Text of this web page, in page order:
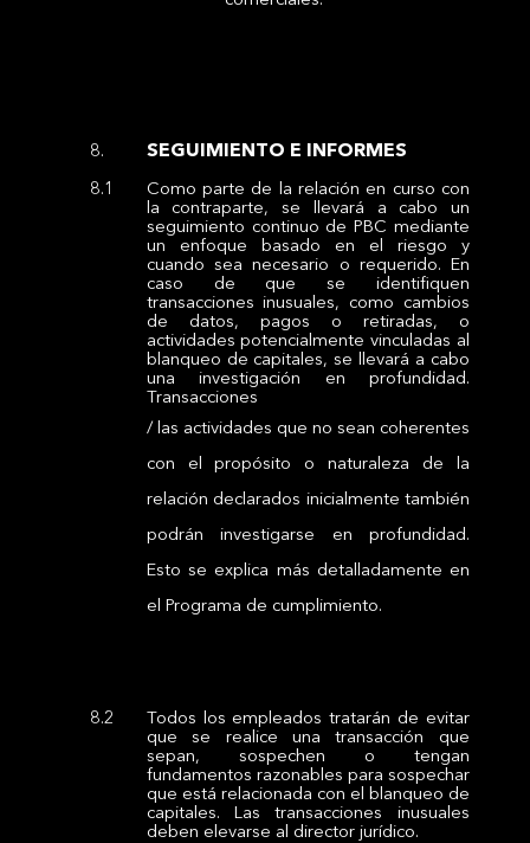
SEGUIMIENTO E INFORMES
Como parte de la relación en curso con
la contraparte, se llevará a cabo un
seguimiento continuo de PBC mediante
un enfoque basado en el riesgo y
cuando sea necesario o requerido. En
caso de que se identifiquen
transacciones inusuales, como cambios
de datos, pagos o retiradas, o
actividades potencialmente vinculadas al
blanqueo de capitales, se llevará a cabo
una investigación en profundidad.
Transacciones
/ las actividades que no sean coherentes
con el propósito o naturaleza de la
relación declarados inicialmente también
podrán investigarse en profundidad.
Esto se explica más detalladamente en
el Programa de cumplimiento.
Todos los empleados tratarán de evitar
que se realice una transacción que
sepan, sospechen o tengan
fundamentos razonables para sospechar
que está relacionada con el blanqueo de
capitales. Las transacciones inusuales
deben elevarse al director jurídico.